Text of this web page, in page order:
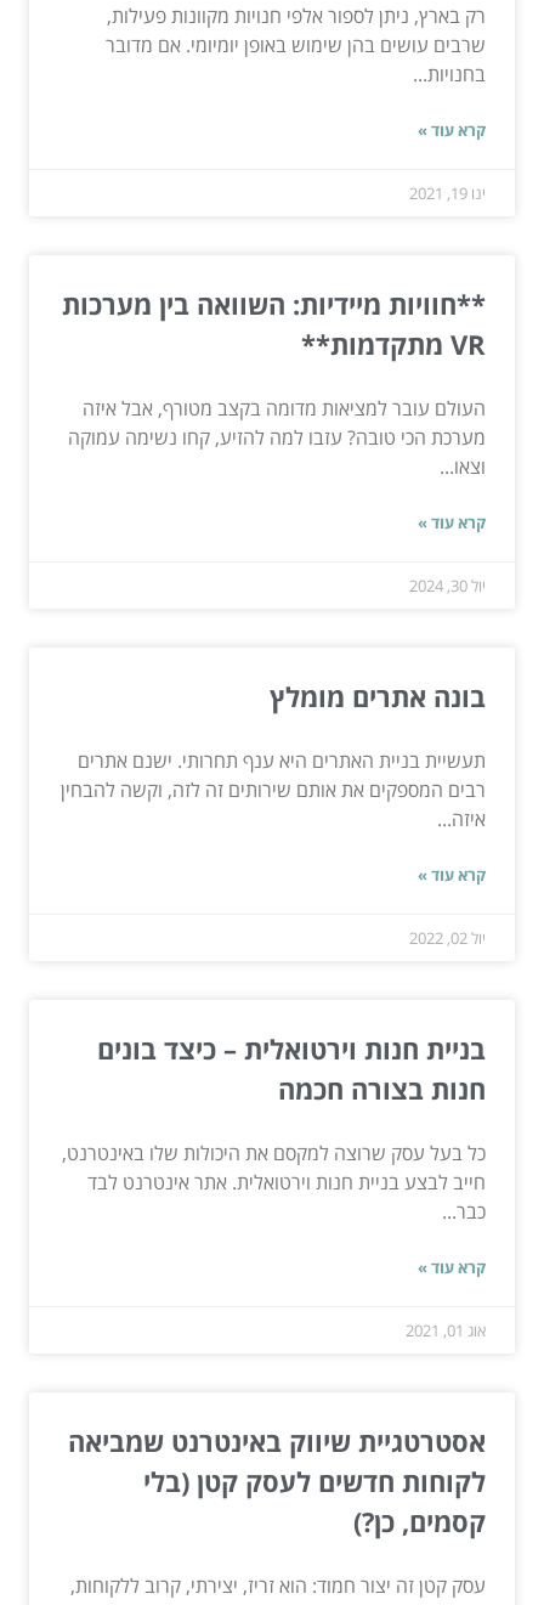
רק בארץ, ניתן לספור אלפי חנויות מקוונות פעילות,
שרבים עושים בהן שימוש באופן יומיומי. אם מדובר
בחנויות...
קרא עוד »
ינו 19, 2021
**חוויות מיידיות: השוואה בין מערכות
VR מתקדמות**
העולם עובר למציאות מדומה בקצב מטורף, אבל איזה
מערכת הכי טובה? עזבו למה להזיע, קחו נשימה עמוקה
וצאו...
קרא עוד »
יול 30, 2024
בונה אתרים מומלץ
תעשיית בניית האתרים היא ענף תחרותי. ישנם אתרים
רבים המספקים את אותם שירותים זה לזה, וקשה להבחין
איזה...
קרא עוד »
יול 02, 2022
בניית חנות וירטואלית – כיצד בונים
חנות בצורה חכמה
כל בעל עסק שרוצה למקסם את היכולות שלו באינטרנט,
חייב לבצע בניית חנות וירטואלית. אתר אינטרנט לבד
כבר...
קרא עוד »
אוג 01, 2021
אסטרטגיית שיווק באינטרנט שמביאה
לקוחות חדשים לעסק קטן (בלי
קסמים, כן?)
עסק קטן זה יצור חמוד: הוא זריז, יצירתי, קרוב ללקוחות,